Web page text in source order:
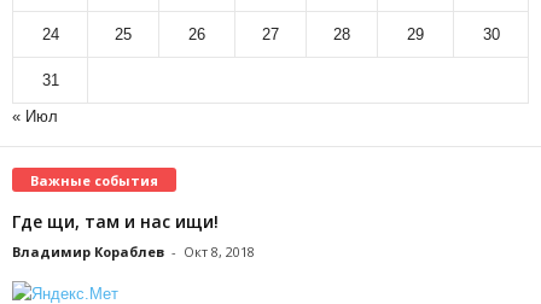
24 25 26 27 28 29 30
31
« Июл
Важные события
Где щи, там и нас ищи!
Владимир Кораблев - Окт 8, 2018